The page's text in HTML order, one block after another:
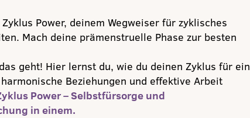
Power, deinem Wegweiser für zyklisches
Mach deine prämenstruelle Phase zur besten
geht! Hier lernst du, wie du deinen Zyklus für ein
Beziehungen und effektive Arbeit
Power – Selbstfürsorge und
in einem.